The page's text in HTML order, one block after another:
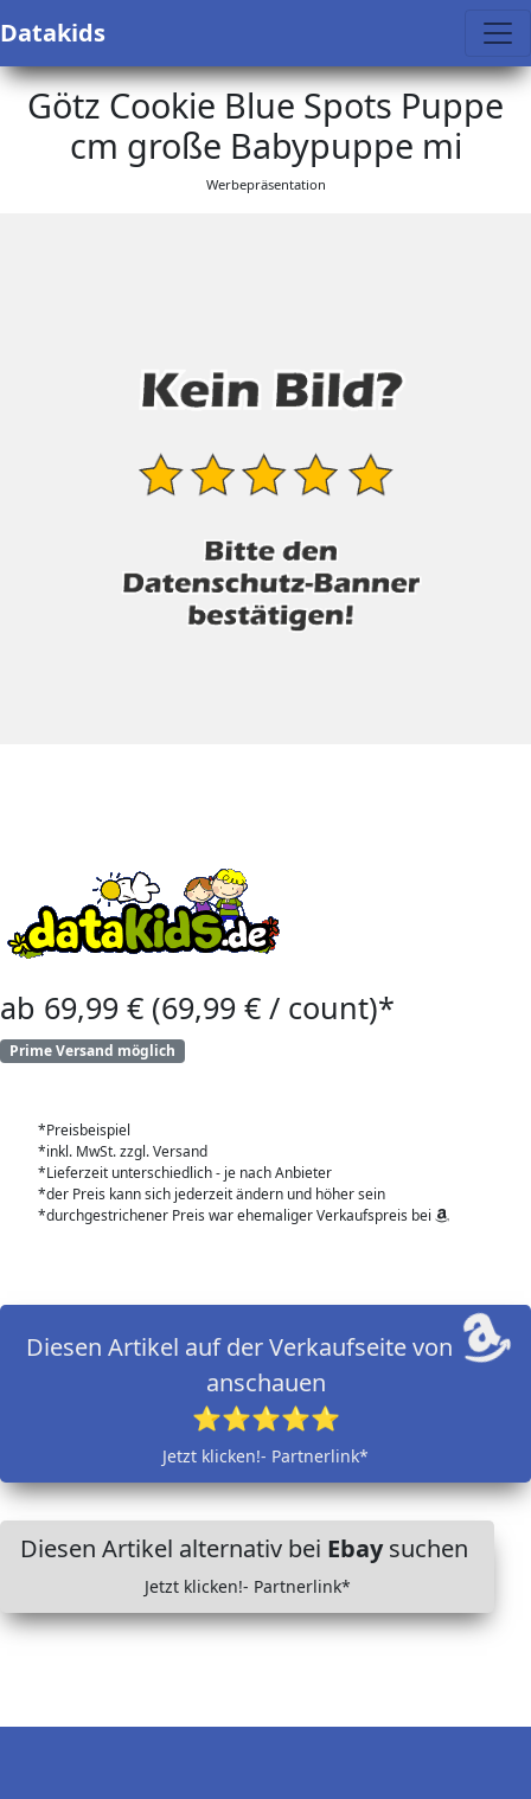
Datakids
Götz Cookie Blue Spots Puppe
cm große Babypuppe mi
Werbepräsentation
ab 69,99 € (69,99 € / count)*
Prime Versand möglich
*Preisbeispiel
*inkl. MwSt. zzgl. Versand
*Lieferzeit unterschiedlich - je nach Anbieter
*der Preis kann sich jederzeit ändern und höher sein
*durchgestrichener Preis war ehemaliger Verkaufspreis bei
Diesen Artikel auf der Verkaufseite von
anschauen
⭐⭐⭐⭐⭐
Jetzt klicken!- Partnerlink*
Diesen Artikel alternativ bei Ebaysuchen
Jetzt klicken!- Partnerlink*